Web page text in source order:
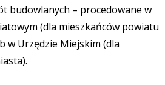
budowlanych – procedowane w
(dla mieszkańców powiatu
w Urzędzie Miejskim (dla